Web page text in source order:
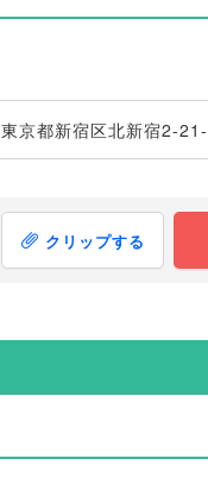
東京都新宿区北新宿2-
クリップする